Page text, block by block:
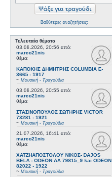
Βαθύτερες αναζητήσεις;
Τελευταία θέματα
03.08.2026, 20:56 από:
marco21nis
θέμα:
ΚΑΠΟΚΗΣ ΔΗΜΗΤΡΗΣ COLUMBIA E-
3665 - 1917
~ Μουσική - Τραγούδια
03.08.2026, 20:55 από:
marco21nis
θέμα:
ΣΤΑΣΙΝΟΠΟΥΛΟΣ ΣΩΤΗΡΗΣ VICTOR
73281 - 1921
~ Μουσική - Τραγούδια
21.07.2026, 16:41 από:
marco21nis
θέμα:
ΧΑΤΖΗΑΠΟΣΤΟΛΟΥ ΝΙΚΟΣ- DAJOS
BELA - ODEON AA 79815_9 kai ODEON
82022 - 1922
~ Μουσική - Τραγούδια